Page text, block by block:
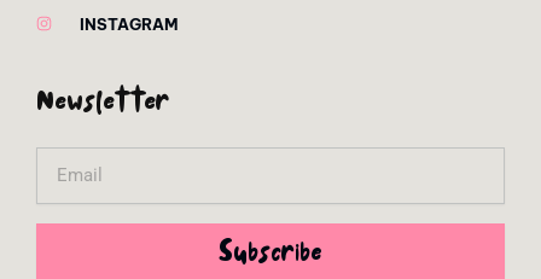
INSTAGRAM
Newsletter
Subscribe